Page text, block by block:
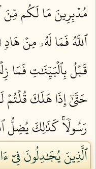
مُدۡبِرِينَ مَا لَكُم
ٱللَّهُ فَمَا لَهُۥ مِنۡ هَادٖ ٣٣
قَبۡلُ بِٱلۡبَيِّنَٰتِ فَمَا
حَتَّىٰٓ إِذَا هَلَكَ قُلۡتُمۡ
رَسُولٗاۚ كَذَٰلِكَ يُضِلُّ
ٱلَّذِينَ يُجَٰدِلُونَ فِيٓ